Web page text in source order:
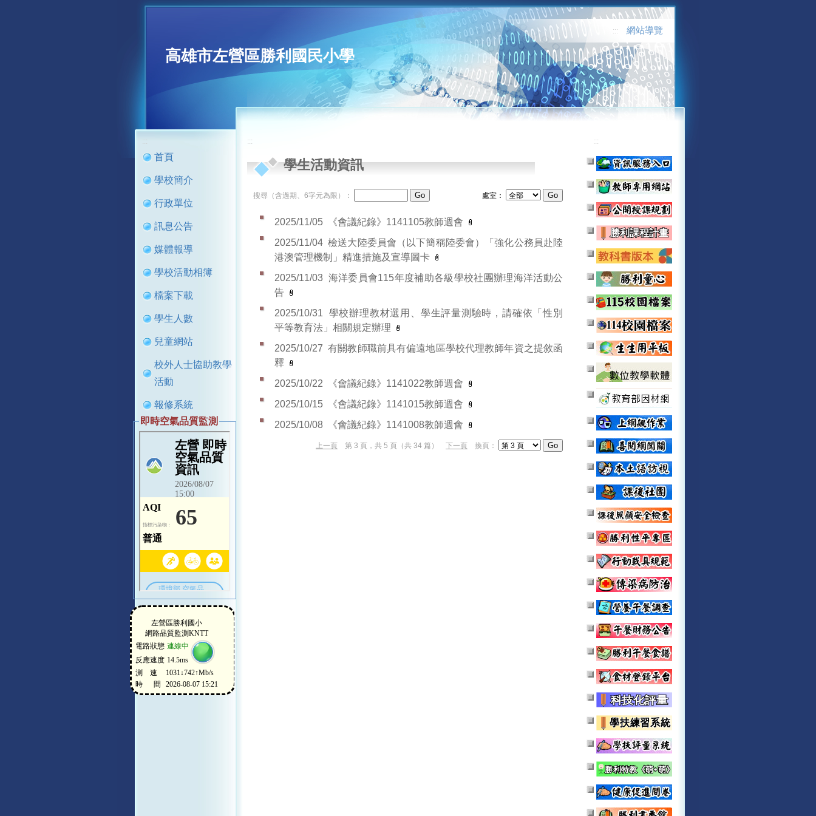
::: 網站導覽
高雄市左營區勝利國民小學
:::
首頁
學校簡介
行政單位
訊息公告
媒體報導
學校活動相簿
檔案下載
學生人數
兒童網站
校外人士協助教學
活動
報修系統
即時空氣品質監測
:::
學生活動資訊
搜尋（含過期、6字元為限）： 處室：
2025/11/05
《會議紀錄》1141105教師週會
2025/11/04檢送大陸委員會（以下簡稱陸委會）「強化公務員赴陸
港澳管理機制」精進措施及宣導圖卡
2025/11/03 海洋委員會115年度補助各級學校社團辦理海洋活動公
告
2025/10/31 學校辦理教材選用、學生評量測驗時，請確依「性別
平等教育法」相關規定辦理
2025/10/27有關教師職前具有偏遠地區學校代理教師年資之提敘函
釋
2025/10/22
《會議紀錄》1141022教師週會
2025/10/15
《會議紀錄》1141015教師週會
2025/10/08
《會議紀錄》1141008教師週會
上一頁 第 3 頁，共 5 頁（共 34 篇） 下一頁 換頁：
:::